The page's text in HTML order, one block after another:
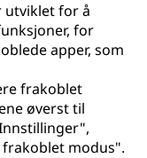
utviklet for å
for
apper, som
frakoblet
øverst til
modus".